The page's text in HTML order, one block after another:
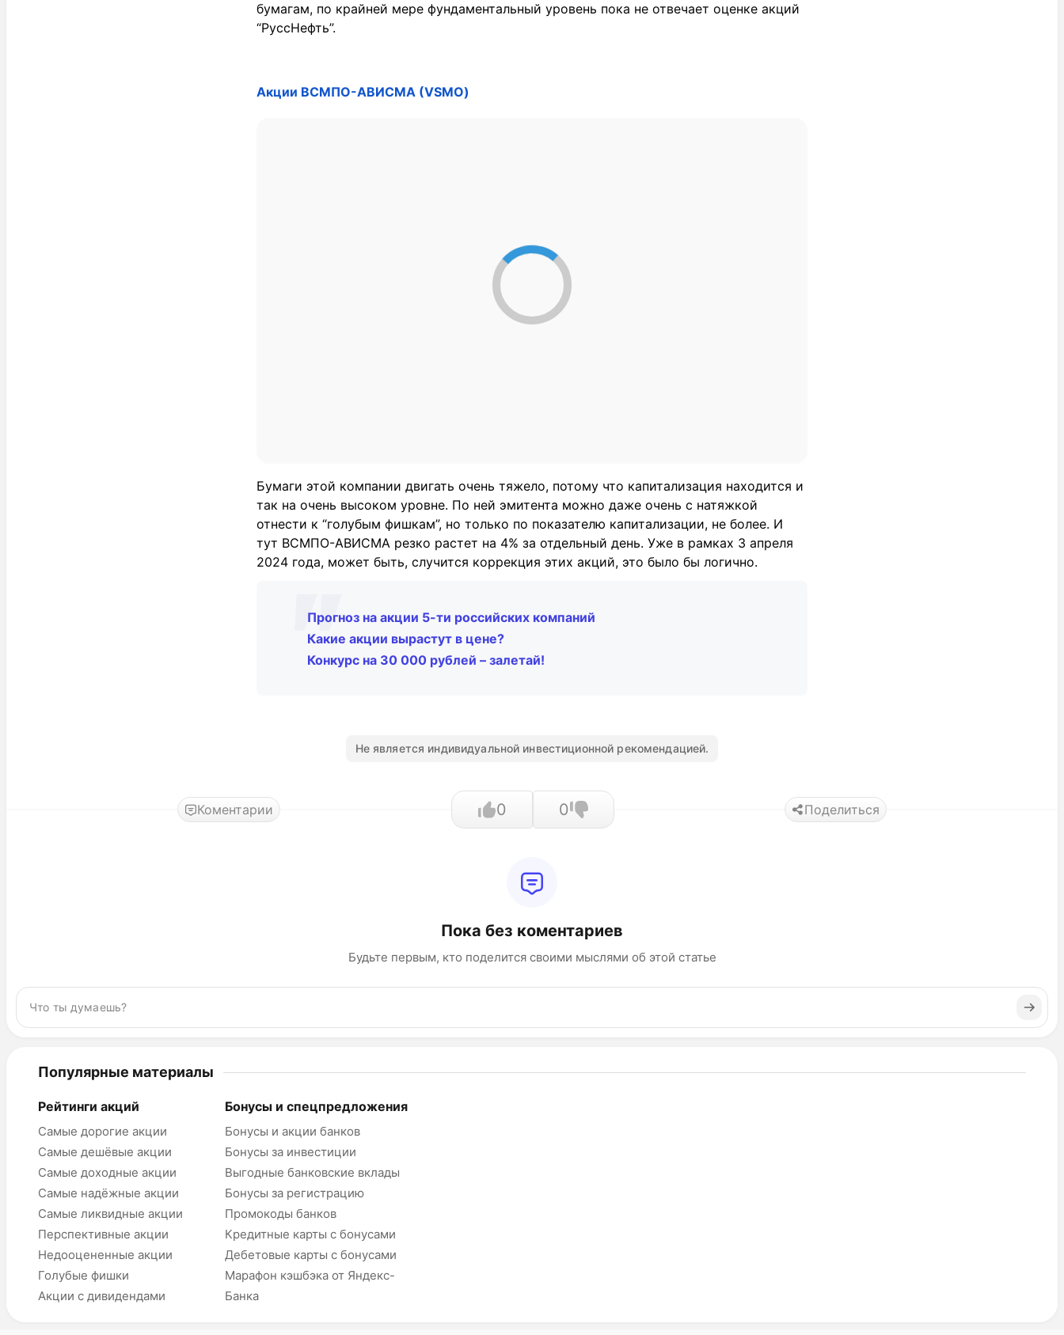
бумагам, по крайней мере фундаментальный уровень пока не отвечает оценке акций
“РуссНефть”.
Акции ВСМПО-АВИСМА (VSMO)
Бумаги этой компании двигать очень тяжело, потому что капитализация находится и
так на очень высоком уровне. По ней эмитента можно даже очень с натяжкой
отнести к “голубым фишкам”, но только по показателю капитализации, не более. И
тут ВСМПО-АВИСМА резко растет на 4% за отдельный день. Уже в рамках 3 апреля
2024 года, может быть, случится коррекция этих акций, это было бы логично.
Прогноз на акции 5-ти российских компаний
Какие акции вырастут в цене?
Конкурс на 30 000 рублей – залетай!
Не является индивидуальной инвестиционной рекомендацией.
Коментарии 0 0 Поделиться
Пока без коментариев
Будьте первым, кто поделится своими мыслями об этой статье
Популярные материалы
Рейтинги акций
Самые дорогие акции
Самые дешёвые акции
Самые доходные акции
Самые надёжные акции
Самые ликвидные акции
Перспективные акции
Недооцененные акции
Голубые фишки
Акции с дивидендами
Бонусы и спецпредложения
Бонусы и акции банков
Бонусы за инвестиции
Выгодные банковские вклады
Бонусы за регистрацию
Промокоды банков
Кредитные карты с бонусами
Дебетовые карты с бонусами
Марафон кэшбэка от Яндекс-
Банка